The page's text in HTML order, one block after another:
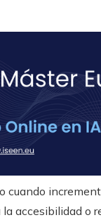
cuando
accesibilidad o